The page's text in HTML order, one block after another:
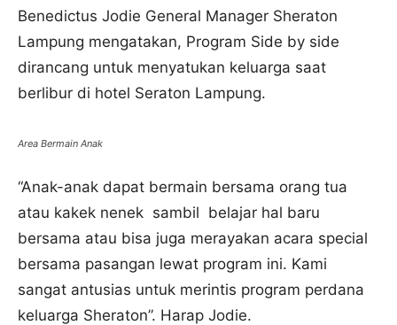
Benedictus Jodie General Manager Sheraton
Lampung mengatakan, Program Side by side
dirancang untuk menyatukan keluarga saat
berlibur di hotel Seraton Lampung.
Area Bermain Anak
“Anak-anak dapat bermain bersama orang tua
atau kakek nenek sambil belajar hal baru
bersama atau bisa juga merayakan acara special
bersama pasangan lewat program ini. Kami
sangat antusias untuk merintis program perdana
keluarga Sheraton”. Harap Jodie.